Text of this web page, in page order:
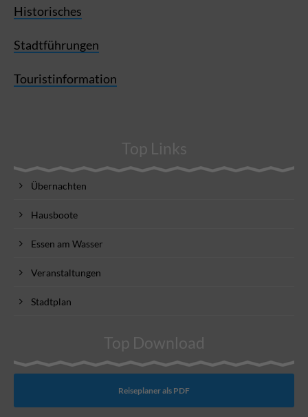
Historisches
Stadtführungen
Touristinformation
Top Links
Übernachten
Hausboote
Essen am Wasser
Veranstaltungen
Stadtplan
Top Download
Reiseplaner als PDF